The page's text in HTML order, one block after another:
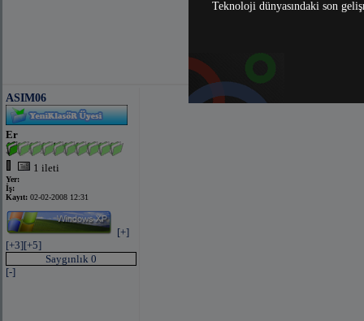
Teknoloji dünyasındaki son
ASIM06
Er
1 ileti
Yer:
İş:
Kayıt: 02-02-2008 12:31
[+]
[+3][+5]
Saygınlık 0
[-]